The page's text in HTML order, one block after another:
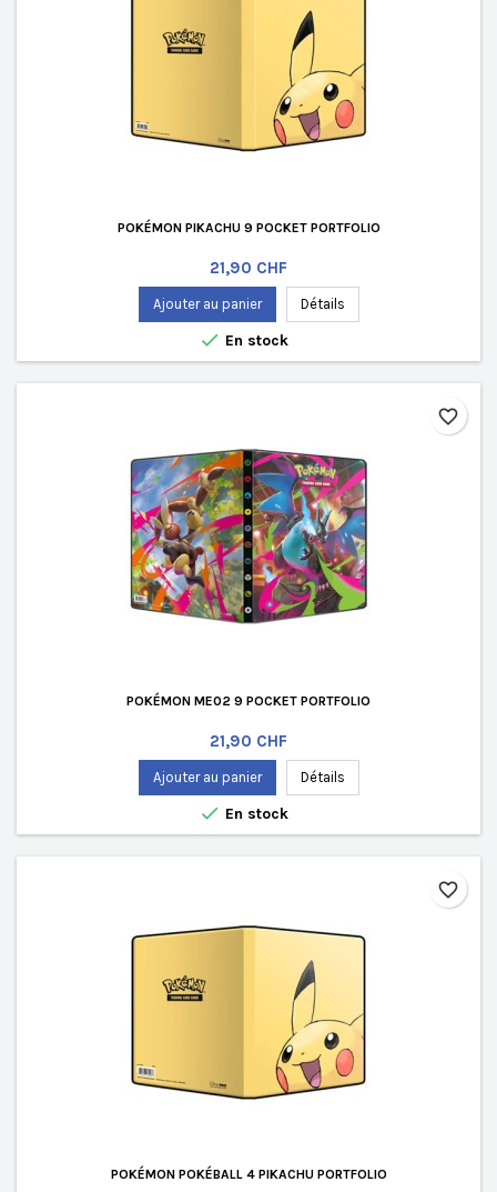
POKÉMON PIKACHU 9 POCKET PORTFOLIO
Prix
21,90 CHF
Ajouter au panier Détails
 En stock
POKÉMON ME02 9 POCKET PORTFOLIO
Prix
21,90 CHF
Ajouter au panier Détails
 En stock
favorite_border
POKÉMON POKÉBALL 4 PIKACHU PORTFOLIO
favorite_border